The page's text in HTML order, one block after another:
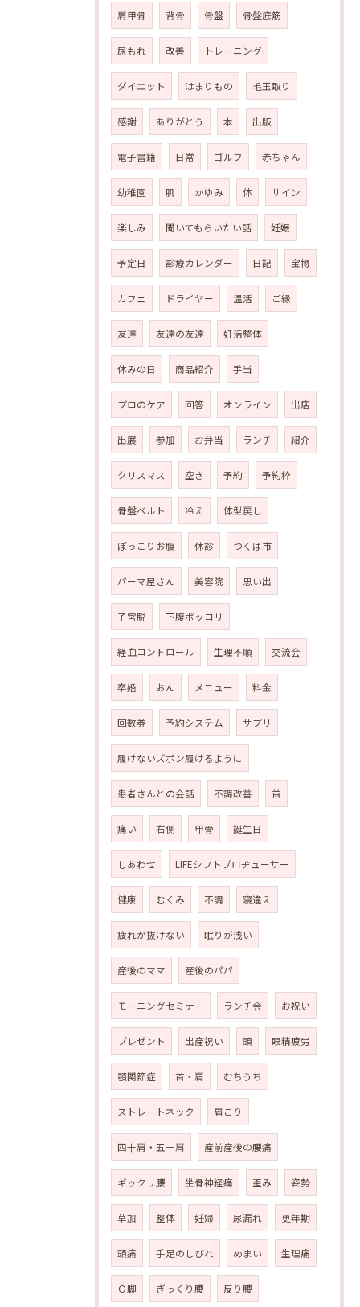
肩甲骨 背骨 骨盤 骨盤底筋
尿もれ 改善 トレーニング
ダイエット はまりもの 毛玉取り
感謝 ありがとう 本 出版
電子書籍 日常 ゴルフ 赤ちゃん
幼稚園 肌 かゆみ 体 サイン
楽しみ 聞いてもらいたい話 妊娠
予定日 診療カレンダー 日記 宝物
カフェ ドライヤー 温活 ご縁
友達 友達の友達 妊活整体
休みの日 商品紹介 手当
プロのケア 回答 オンライン 出店
出展 参加 お弁当 ランチ 紹介
クリスマス 空き 予約 予約枠
骨盤ベルト 冷え 体型戻し
ぽっこりお腹 休診 つくば市
パーマ屋さん 美容院 思い出
子宮脱 下腹ポッコリ
経血コントロール 生理不順 交流会
卒婚 おん メニュー 料金
回数券 予約システム サプリ
履けないズボン履けるように
患者さんとの会話 不調改善 首
痛い 右側 甲骨 誕生日
しあわせ LIFEシフトプロヂューサー
健康 むくみ 不調 寝違え
疲れが抜けない 眠りが浅い
産後のママ 産後のパパ
モーニングセミナー ランチ会 お祝い
プレゼント 出産祝い 頭 眼精疲労
顎関節症 首・肩 むちうち
ストレートネック 肩こり
四十肩・五十肩 産前産後の腰痛
ギックリ腰 坐骨神経痛 歪み 姿勢
草加 整体 妊婦 尿漏れ 更年期
頭痛 手足のしびれ めまい 生理痛
Ｏ脚 ぎっくり腰 反り腰